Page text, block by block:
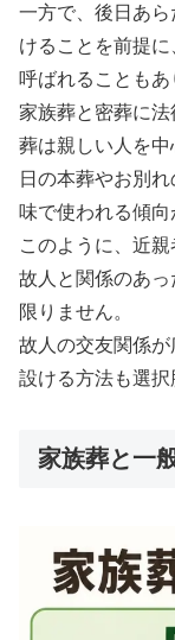
一方で、後日あ
けることを前提
呼ばれることもあ
家族葬と密葬に
葬は親しい人を
日の本葬やお別
味で使われる傾向
このように、近
故人と関係のあ
限りません。
故人の交友関係
設ける方法も選択
家族葬と一